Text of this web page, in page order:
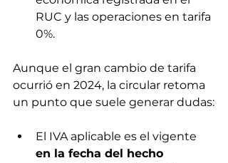
RUC y las operaciones en tarifa
0%.
Aunque el gran cambio de tarifa
ocurrió en 2024, la circular retoma
un punto que suele generar dudas:
El IVA aplicable es el vigente
en la fecha del hecho